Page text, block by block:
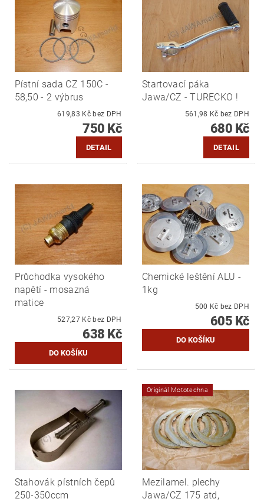
Pístní sada CZ 150C -
58,50 - 2 výbrus
619,83 Kč bez DPH
750 Kč
DETAIL
Startovací páka
Jawa/CZ - TURECKO !
561,98 Kč bez DPH
680 Kč
DETAIL
Průchodka vysokého
napětí - mosazná
matice
527,27 Kč bez DPH
638 Kč
Chemické leštění ALU -
1kg
500 Kč bez DPH
605 Kč
Stahovák pístních čepů
250-350ccm
Originál Mototechna
Mezilamel. plechy
Jawa/CZ 175 atd,